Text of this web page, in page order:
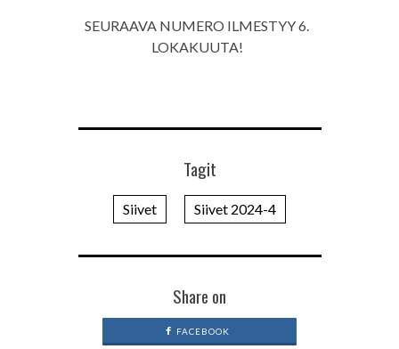
SEURAAVA NUMERO ILMESTYY 6.
LOKAKUUTA!
Tagit
Siivet Siivet 2024-4
Share on
FACEBOOK